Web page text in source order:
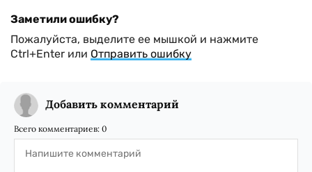
Заметили ошибку?
Пожалуйста, выделите ее мышкой и нажмите
Ctrl+Enter или Отправить ошибку
Добавить комментарий
Всего комментариев: 0